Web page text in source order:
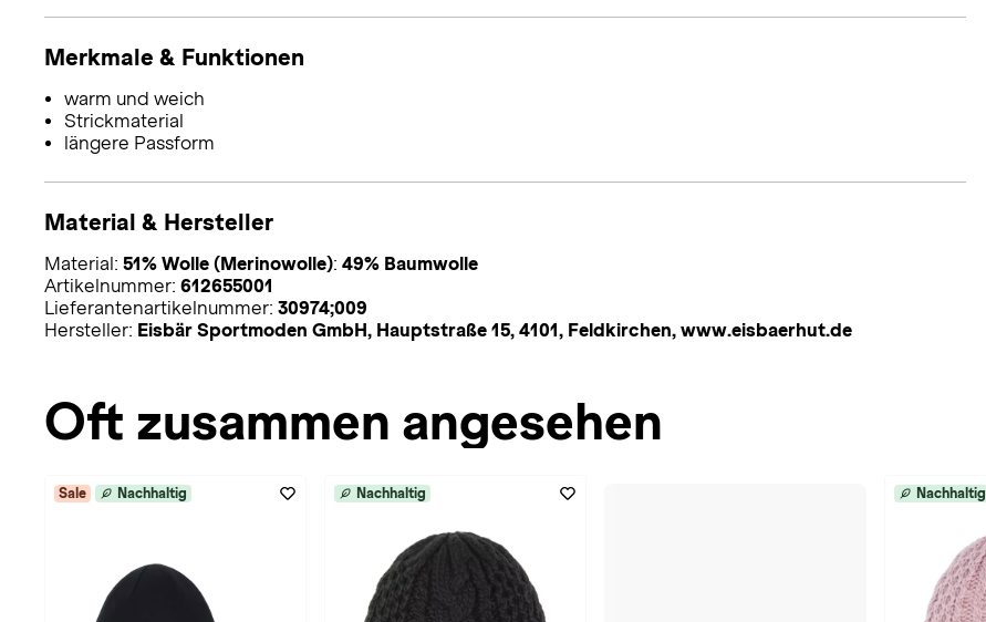
Merkmale & Funktionen
warm und weich
Strickmaterial
längere Passform
Material & Hersteller
Material: 51% Wolle (Merinowolle): 49% Baumwolle
Artikelnummer: 612655001
Lieferantenartikelnummer: 30974;009
Hersteller: Eisbär Sportmoden GmbH, Hauptstraße 15, 4101, Feldkirchen, www.eisbaerhut.de
Oft zusammen angesehen
Sale Nachhaltig Nachhaltig Nachhaltig